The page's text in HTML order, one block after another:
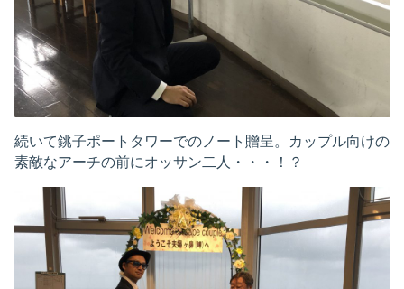
続いて銚子ポートタワーでのノート贈呈。カップル向けの
素敵なアーチの前にオッサン二人・・・！？